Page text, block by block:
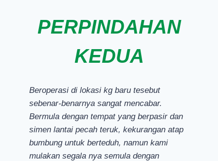
PERPINDAHAN
KEDUA
Beroperasi di lokasi kg baru tesebut
sebenar-benarnya sangat mencabar.
Bermula dengan tempat yang berpasir dan
simen lantai pecah teruk, kekurangan atap
bumbung untuk berteduh, namun kami
mulakan segala nya semula dengan